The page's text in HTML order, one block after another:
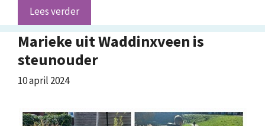
Lees verder
Marieke uit Waddinxveen is
steunouder
10 april 2024